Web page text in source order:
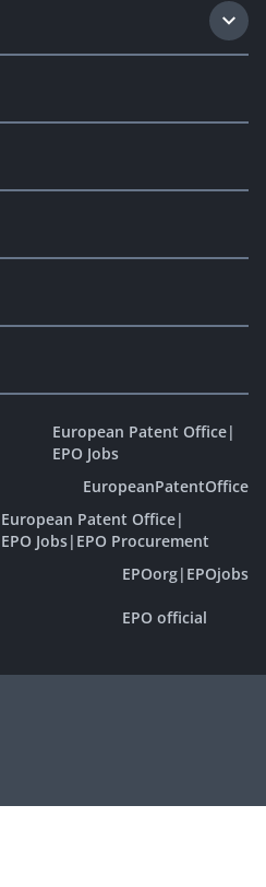
European Patent Office|
EPO Jobs
EuropeanPatentOffice
European Patent Office|
EPO Jobs| EPO Procurement
EPOorg| EPOjobs
EPO official